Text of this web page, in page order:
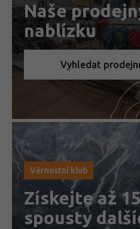
Naše
nablízku
Vyhledat
Věrnostní klub
Získejte až
spousty